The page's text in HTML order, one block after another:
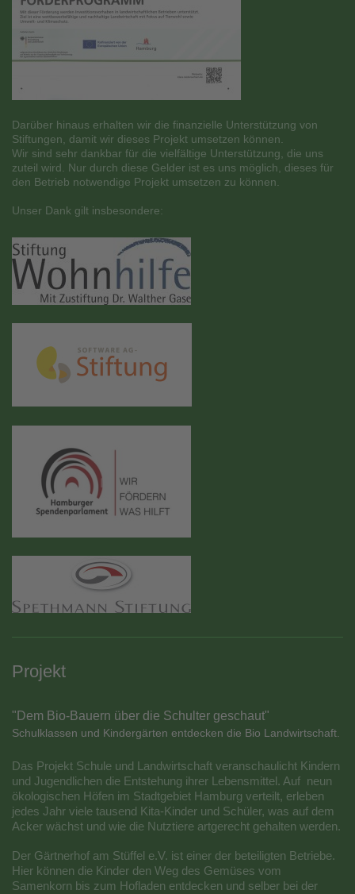
Darüber hinaus erhalten wir die finanzielle Unterstützung von
Stiftungen, damit wir dieses Projekt umsetzen können.
Wir sind sehr dankbar für die vielfältige Unterstützung, die uns
zuteil wird. Nur durch diese Gelder ist es uns möglich, dieses für
den Betrieb notwendige Projekt umsetzen zu können.
Unser Dank gilt insbesondere:
Projekt
"Dem Bio-Bauern über die Schulter geschaut"
Schulklassen und Kindergärten entdecken die Bio Landwirtschaft.
Das Projekt Schule und Landwirtschaft veranschaulicht Kindern
und Jugendlichen die Entstehung ihrer Lebensmittel. Auf neun
ökologischen Höfen im Stadtgebiet Hamburg verteilt, erleben
jedes Jahr viele tausend Kita-Kinder und Schüler, was auf dem
Acker wächst und wie die Nutztiere artgerecht gehalten werden.
Der Gärtnerhof am Stüffel e.V. ist einer der beteiligten Betriebe.
Hier können die Kinder den Weg des Gemüses vom
Samenkorn bis zum Hofladen entdecken und selber bei der